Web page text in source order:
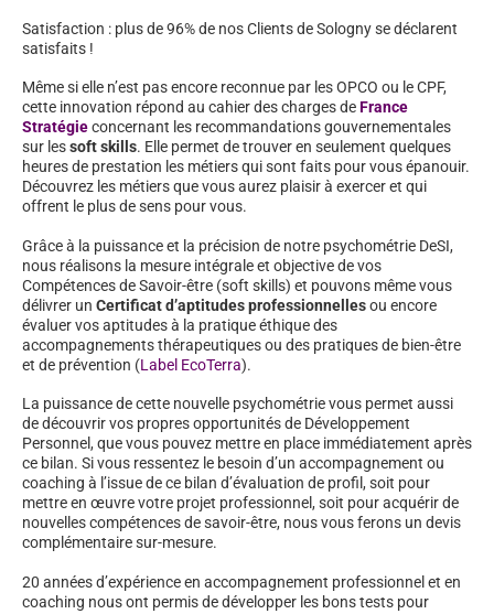
Satisfaction : plus de 96% de nos Clients de Sologny se déclarent
satisfaits !
Même si elle n’est pas encore reconnue par les OPCO ou le CPF,
cette innovation répond au cahier des charges deFrance
Stratégieconcernant les recommandations gouvernementales
sur lessoft skills. Elle permet de trouver en seulement quelques
heures de prestation les métiers qui sont faits pour vous épanouir.
Découvrez les métiers que vous aurez plaisir à exercer et qui
offrent le plus de sens pour vous.
Grâce à la puissance et la précision de notre psychométrie DeSI,
nous réalisons la mesure intégrale et objective de vos
Compétences de Savoir-être (soft skills) et pouvons même vous
délivrer un Certificat d’aptitudes professionnellesou encore
évaluer vos aptitudes à la pratique éthique des
accompagnements thérapeutiques ou des pratiques de bien-être
et de prévention (Label EcoTerra).
La puissance de cette nouvelle psychométrie vous permet aussi
de découvrir vos propres opportunités de Développement
Personnel, que vous pouvez mettre en place immédiatement après
ce bilan. Si vous ressentez le besoin d’un accompagnement ou
coaching à l’issue de ce bilan d’évaluation de profil, soit pour
mettre en œuvre votre projet professionnel, soit pour acquérir de
nouvelles compétences de savoir-être, nous vous ferons un devis
complémentaire sur-mesure.
20 années d’expérience en accompagnement professionnel et en
coaching nous ont permis de développer les bons tests pour